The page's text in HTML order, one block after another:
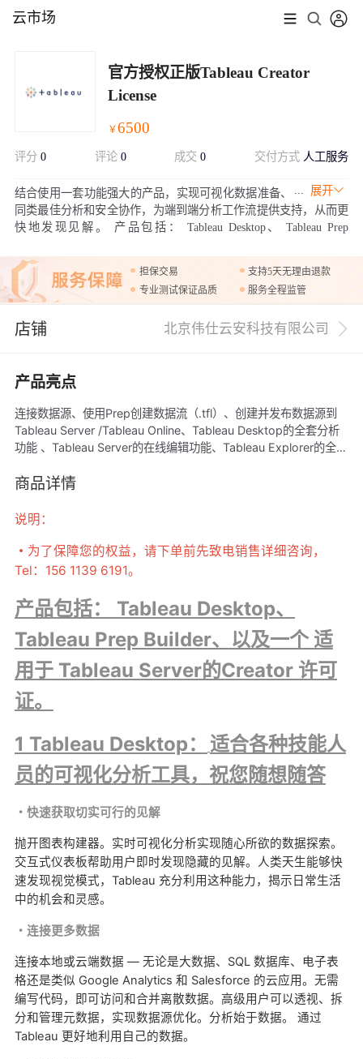
云市场
官方授权正版Tableau Creator
License
￥6500
评分 0 评论 0 成交0 交付方式 人工服务
展开
结合使用一套功能强大的产品，实现可视化数据准备、
同类最佳分析和安全协作，为端到端分析工作流提供支持，从而更
快地发现见解。 产品包括： Tableau Desktop、 Tableau Prep
担保交易
支持5天无理由退款
专业测试保证品质
服务全程监管
店铺 北京伟仕云安科技有限公司
产品亮点
连接数据源、使用Prep创建数据流（.tfl）、创建并发布数据源到
Tableau Server /Tableau Online、Tableau Desktop的全套分析
功能 、Tableau Server的在线编辑功能、Tableau Explorer的全部
商品详情
说明：
・ 为了保障您的权益，请下单前先致电销售详细咨询，
Tel：156 1139 6191。
产品包括： Tableau Desktop、
Tableau Prep Builder、以及一个 适
用于 Tableau Server的Creator 许可
证。
1 Tableau Desktop：
适合各种技能人
员的可视化分析工具，祝您随想随答
・快速获取切实可行的见解
抛开图表构建器。实时可视化分析实现随心所欲的数据探索。
交互式仪表板帮助用户即时发现隐藏的见解。人类天生能够快
速发现视觉模式， Tableau 充分利用这种能力，揭示日常生活
中的机会和灵感。
・连接更多数据
连接本地或云端数据 — 无论是大数据、 SQL 数据库、电子表
格还是类似 Google Analytics 和 Salesforce 的云应用。无需
编写代码，即可访问和合并离散数据。高级用户可以透视、拆
分和管理元数据，实现数据源优化。分析始于数据。
通过
Tableau 更好地利用自己的数据。